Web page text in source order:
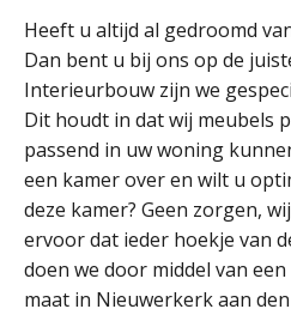
Heeft u altijd al gedroomd
Dan bent u bij ons op de
Interieurbouw zijn we
Dit houdt in dat wij meubels
passend in uw woning
een kamer over en wilt u
deze kamer? Geen zorgen,
ervoor dat ieder hoekje van
doen we door middel van
maat in Nieuwerkerk aan